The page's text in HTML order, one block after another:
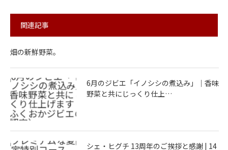
関連記事
畑の新鮮野菜。
6月のジビエ「イノシシの煮込み」｜香味
野菜と共にじっくり仕上…
シェ・ヒグチ 13周年のご挨拶と感謝 | 14